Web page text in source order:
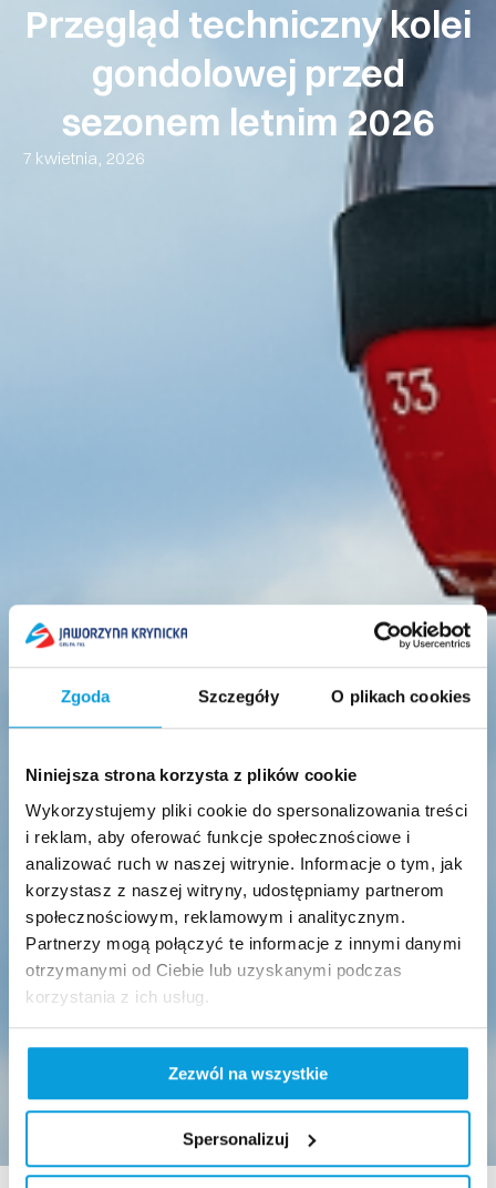
Zgoda Szczegóły O plikach cookies
Niniejsza strona korzysta z plików cookie
Wykorzystujemy pliki cookie do spersonalizowania treści
i reklam, aby oferować funkcje społecznościowe i
analizować ruch w naszej witrynie. Informacje o tym, jak
korzystasz z naszej witryny, udostępniamy partnerom
społecznościowym, reklamowym i analitycznym.
Partnerzy mogą połączyć te informacje z innymi danymi
otrzymanymi od Ciebie lub uzyskanymi podczas
korzystania z ich usług.
Zezwól na wszystkie
Spersonalizuj
Przegląd techniczny kolei
gondolowej przed
sezonem letnim 2026
7 kwietnia, 2026